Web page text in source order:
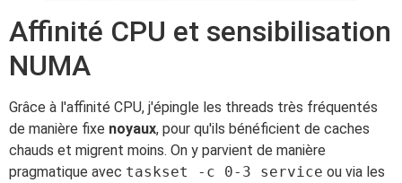
Affinité CPU et sensibilisation
NUMA
Grâce à l'affinité CPU, j'épingle les threads très fréquentés
de manière fixe noyaux, pour qu'ils bénéficient de caches
chauds et migrent moins. On y parvient de manière
pragmatique avec taskset -c 0-3 service ou via les